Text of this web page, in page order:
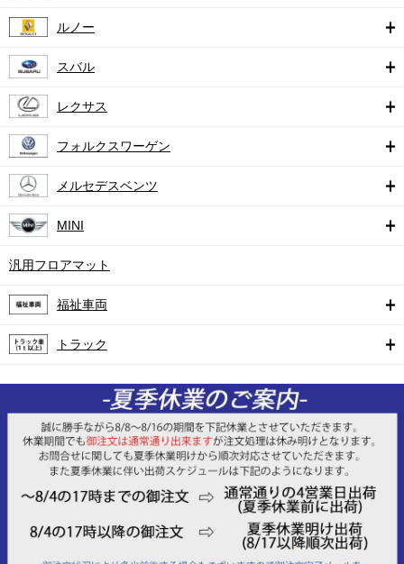
ルノー
スバル
レクサス
フォルクスワーゲン
メルセデスベンツ
MINI
汎用フロアマット
福祉車両
トラック